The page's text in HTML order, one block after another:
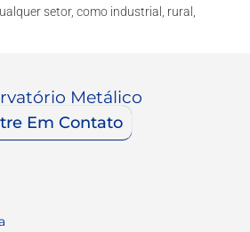
setor, como industrial, rural,
Metálico
Em Contato